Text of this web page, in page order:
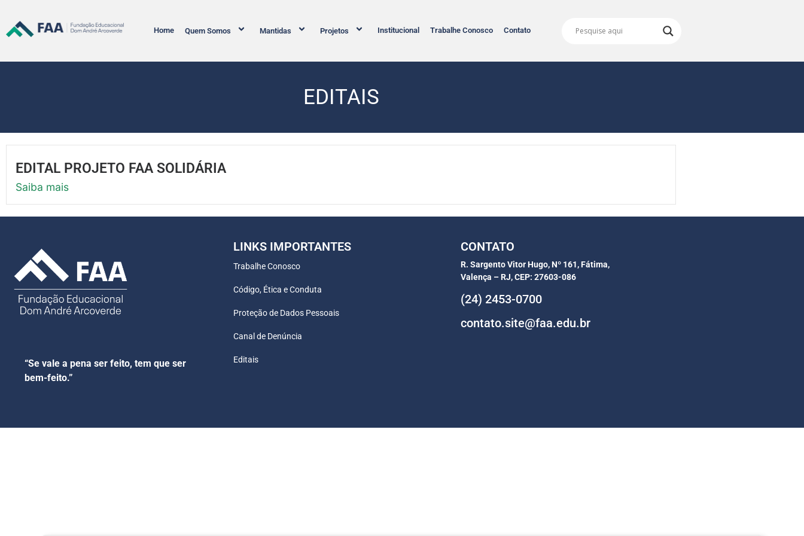
Home Quem Somos Mantidas Projetos Institucional Trabalhe Conosco Contato
EDITAIS
EDITAL PROJETO FAA SOLIDÁRIA
Saiba mais
“Se vale a pena ser feito, tem que ser
bem-feito.”
LINKS IMPORTANTES
Trabalhe Conosco
Código, Ética e Conduta
Proteção de Dados Pessoais
Canal de Denúncia
Editais
CONTATO
R. Sargento Vitor Hugo, Nº 161, Fátima,
Valença – RJ, CEP: 27603-086
(24) 2453-0700
contato.site@faa.edu.br